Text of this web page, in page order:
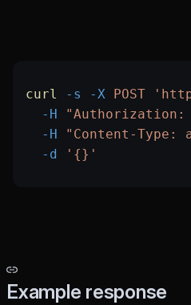
curl -s -X POST
  -H
"Authorization:
  -H
"Content-Type:
  -d
'{}'
Example response